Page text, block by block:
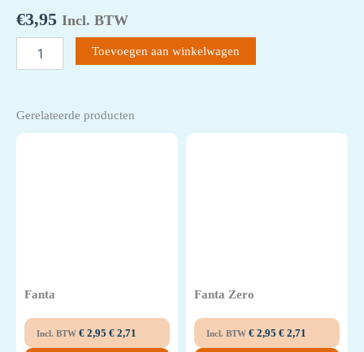
€3,95 Incl. BTW
Flesje
Toevoegen aan winkelwagen
Gerelateerde producten
Fanta
Incl. BTW € 2,95 € 2,71
Fanta Zero
Incl. BTW € 2,95 € 2,71